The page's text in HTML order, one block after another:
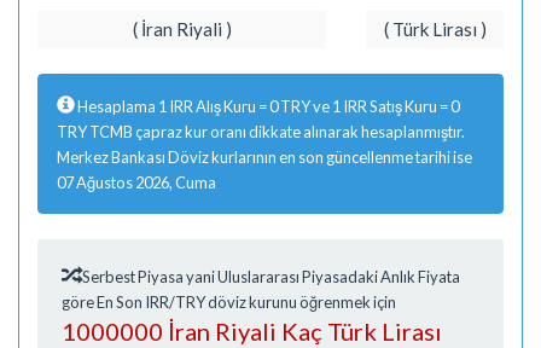
( İran Riyali ) ( Türk Lirası )
Hesaplama 1 IRR Alış Kuru = 0 TRY ve 1 IRR Satış Kuru = 0
TRY TCMB çapraz kur oranı dikkate alınarak hesaplanmıştır.
Merkez Bankası Döviz kurlarının en son güncellenme tarihi ise
07 Ağustos 2026, Cuma
Serbest Piyasa yani Uluslararası Piyasadaki Anlık Fiyata
göre En Son IRR/TRY döviz kurunu öğrenmek için
1000000 İran Riyali Kaç Türk Lirası